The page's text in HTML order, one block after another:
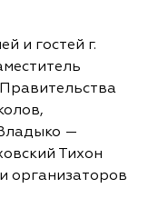
и гостей г.
—
Тихон
организаторов